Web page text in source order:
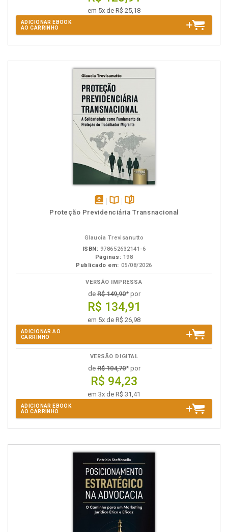
em 5x de R$ 25,18
ADICIONAR EBOOK
AO CARRINHO
disponívelDisponível
páginas
Proteção Previdenciária Transnacional
Glaucia Trevisanutto
ISBN: 978652632141-6
Páginas: 198
Publicado em: 05/08/2026
VERSÃO IMPRESSA
deR$ 149,90* por
R$ 134,91
em 5x de R$ 26,98
ADICIONAR AO
CARRINHO
VERSÃO DIGITAL
deR$ 104,70* por
R$ 94,23
em 3x de R$ 31,41
ADICIONAR EBOOK
AO CARRINHO